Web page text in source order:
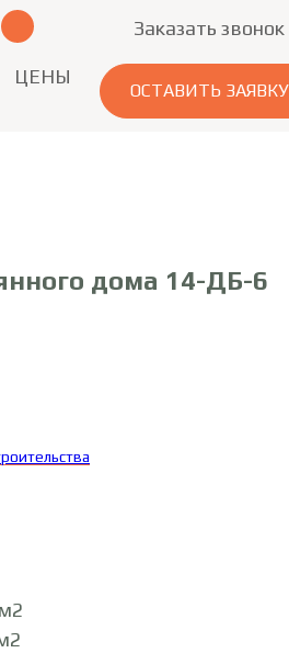
ОСТАВИТЬ ЗАЯВКУ
ЦЕНЫ
Заказать звонок
дома 14-ДБ-6